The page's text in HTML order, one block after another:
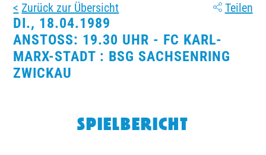
CLUBMITGLIEDSCHAFT
BUSINESS
SÜDKURVE
Zurück zur Übersicht Teilen
DI., 18.04.1989
ANSTOSS: 19.30 UHR - FC KARL-M
ARX-STADT : BSG SACHSENRING Z
WICKAU
SPIELBERICHT